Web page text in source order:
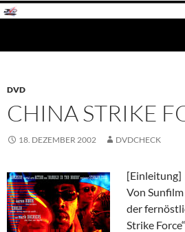
Zum
DVD
CHINA STRIKE
18. DEZEMBER 2002 DVDCHECK
[Einleitung]
Von
der
Strike